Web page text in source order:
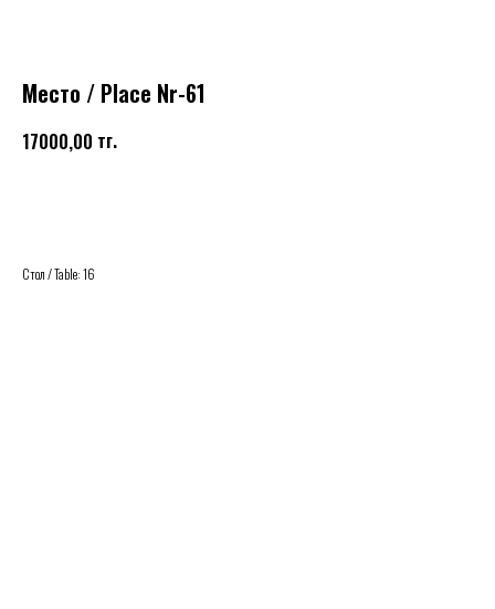
Место / Place Nr-61
17000,00 тг.
Стол / Table: 16